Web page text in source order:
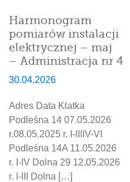
Harmonogram
pomiarów instalacji
elektrycznej – maj
– Administracja nr 4
30.04.2026
Adres Data Klatka
Podleśna 14 07.05.2026
r.08.05.2025 r. I-IIIIV-VI
Podleśna 14A 11.05.2026
r. I-IV Dolna 29 12.05.2026
r. I-III Dolna […]